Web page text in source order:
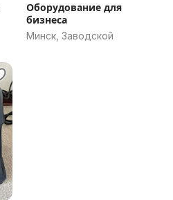
Оборудование для
бизнеса
Минск, Заводской